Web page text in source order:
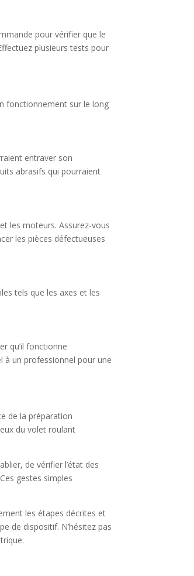
pour vérifier que le
plusieurs tests pour
fonctionnement sur le long
entraver son
abrasifs qui pourraient
les moteurs. Assurez-vous
les pièces défectueuses
tels que les axes et les
qu’il fonctionne
à un professionnel pour une
de la préparation
du volet roulant
de vérifier l’état des
gestes simples
les étapes décrites et
de dispositif. N’hésitez pas